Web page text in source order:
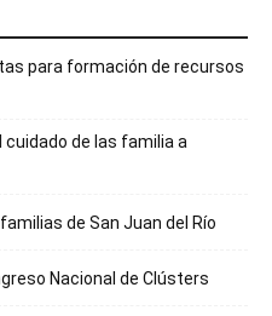
para formación de recursos
cuidado de las familia a
de San Juan del Río
Nacional de Clústers